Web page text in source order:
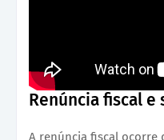
Renúncia fiscal
A renúncia fiscal ocorre